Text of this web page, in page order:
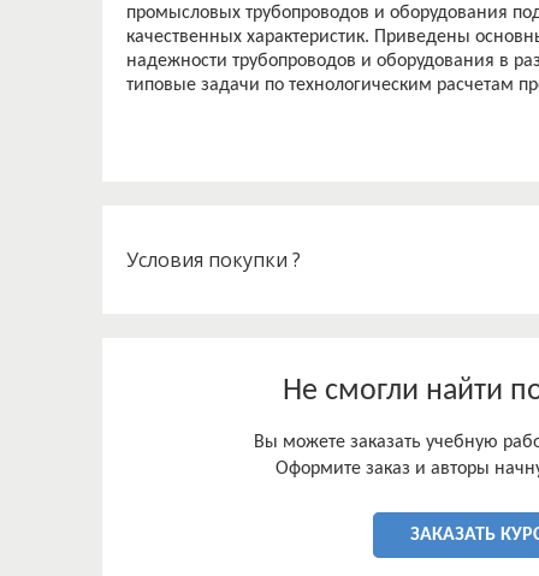
промысловых трубопроводов и оборудования
качественных характеристик. Приведены
надежности трубопроводов и оборудования в
Условия покупки ?
Не смогли найти
Вы можете заказать учебную
Оформите заказ и авторы
ЗАКАЗАТЬ